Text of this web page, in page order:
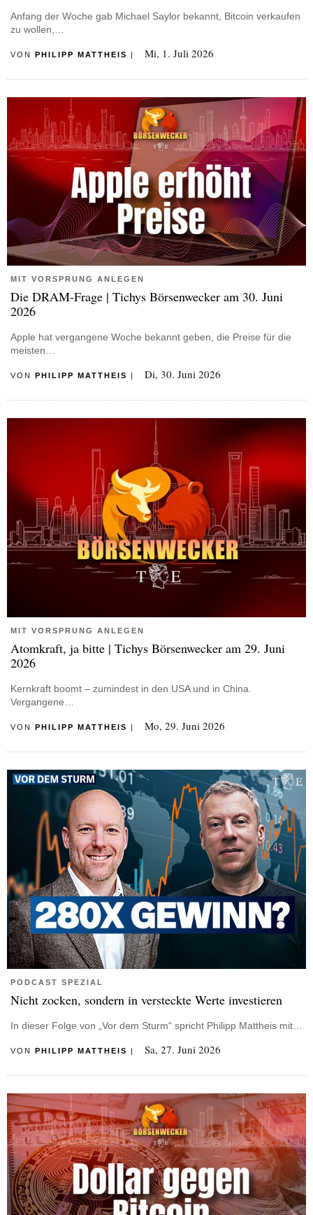
Anfang der Woche gab Michael Saylor bekannt, Bitcoin verkaufen
zu wollen,…
VON PHILIPP MATTHEIS | Mi, 1. Juli 2026
MIT VORSPRUNG ANLEGEN
Die DRAM-Frage | Tichys Börsenwecker am 30. Juni
2026
Apple hat vergangene Woche bekannt geben, die Preise für die
meisten…
VON PHILIPP MATTHEIS | Di, 30. Juni 2026
MIT VORSPRUNG ANLEGEN
Atomkraft, ja bitte | Tichys Börsenwecker am 29. Juni
2026
Kernkraft boomt – zumindest in den USA und in China.
Vergangene…
VON PHILIPP MATTHEIS | Mo, 29. Juni 2026
PODCAST SPEZIAL
Nicht zocken, sondern in versteckte Werte investieren
In dieser Folge von „Vor dem Sturm“ spricht Philipp Mattheis mit…
VON PHILIPP MATTHEIS Sa, 27. Juni 2026